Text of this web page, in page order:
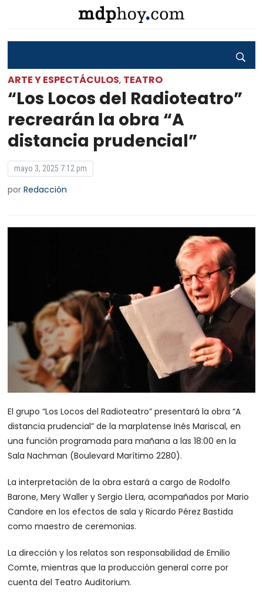
ARTE Y ESPECTÁCULOS, TEATRO
“Los Locos del Radioteatro”
recrearán la obra “A
distancia prudencial”
mayo 3, 2025 7:12 pm
porRedacción
El grupo “Los Locos del Radioteatro” presentará la obra “A
distancia prudencial” de la marplatense Inés Mariscal, en
una función programada para mañana a las 18:00 en la
Sala Nachman (Boulevard Marítimo 2280).
La interpretación de la obra estará a cargo de Rodolfo
Barone, Mery Waller y Sergio Llera, acompañados por Mario
Candore en los efectos de sala y Ricardo Pérez Bastida
como maestro de ceremonias.
La dirección y los relatos son responsabilidad de Emilio
Comte, mientras que la producción general corre por
cuenta del Teatro Auditorium.